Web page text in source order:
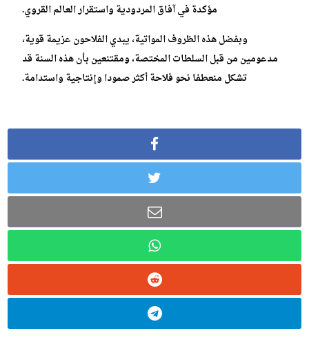
مؤكدة في آفاق المردودية واستقرار العالم القروي.
وبفضل هذه الظروف المواتية، يبدي الفلاحون عزيمة قوية،
مدعومين من قبل السلطات المختصة، ومقتنعين بأن هذه السنة قد
تشكل منعطفا نحو فلاحة أكثر صمودا وإنتاجية واستدامة.